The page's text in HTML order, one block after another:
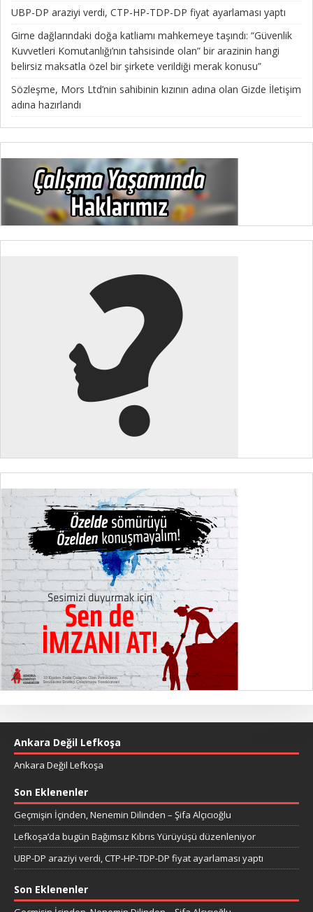
UBP-DP araziyi verdi, CTP-HP-TDP-DP fiyat ayarlaması yaptı
Girne dağlarındaki doğa katliamı mahkemeye taşındı: “Güvenlik
Kuvvetleri Komutanlığı’nın tahsisinde olan” bir arazinin hangi
belirsiz maksatla özel bir şirkete verildiği merak konusu”
Sözleşme, Mors Ltd’nin sahibinin kızının adına olan Gizde İletişim
adına hazırlandı
Ankara Değil Lefkoşa
Ankara Değil Lefkoşa
Son Eklenenler
Geçmişin İçinden, Nenemin Dilinden – Şifa Alçıcıoğlu
Lefkoşa’da bugün Bağımsız Kıbrıs Yürüyüşü düzenleniyor
UBP-DP araziyi verdi, CTP-HP-TDP-DP fiyat ayarlaması yaptı
Son Eklenenler